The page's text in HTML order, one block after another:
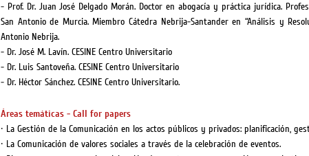
- Prof. Dr. Juan José Delgado Morán. Doctor en abogacía y práctica jurídica.
San Antonio de Murcia. Miembro Cátedra Nebrija-Santander en “Análisis y
Antonio Nebrija.
- Dr. José M. Lavín. CESINE Centro Universitario
- Dr. Luis Santoveña. CESINE Centro Universitario
- Dr. Héctor Sánchez. CESINE Centro Universitario.
Áreas temáticas - Call for papers
· La Gestión de la Comunicación en los actos públicos y privados: planificación,
· La Comunicación de valores sociales a través de la celebración de eventos.